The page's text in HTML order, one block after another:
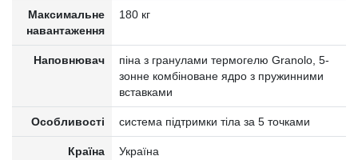
Максимальне
навантаження
180 кг
Наповнювач
піна з гранулами термогелю Granolo, 5-
зонне комбіноване ядро з пружинними
вставками
Особливості система підтримки тіла за 5 точками
Країна
Україна